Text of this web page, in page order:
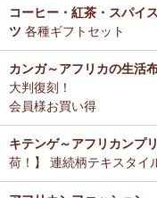
12/25：ティンガティン
霊）の作品新入荷！
12/25：
12/20：2026年 バラカ
～アフリカングッズ満
≫
です！）のでノーアイロ
リビングが無地だらけな
なりちょっと素敵空間に。
います。
Tさまより アジュワ
高級ドライフルーツ、安
コーヒー・紅茶・スパイ
ツ 各種ギフトセット
カンガ～アフリカの生活
大判復刻！
会員様お買い得
キテンゲ～アフリカンプ
荷！】 連続柄テキスタイ